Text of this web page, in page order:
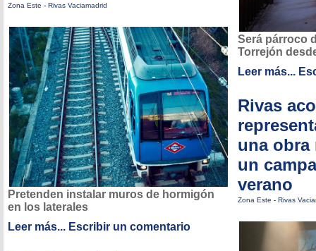
Zona Este - Rivas Vaciamadrid
Pretenden instalar muros de hormigón
en los laterales
Leer más... Escribir un comentario
Será párroco
Torrejón
Leer más...
Rivas
una obra
un
verano
Zona Este - Rivas